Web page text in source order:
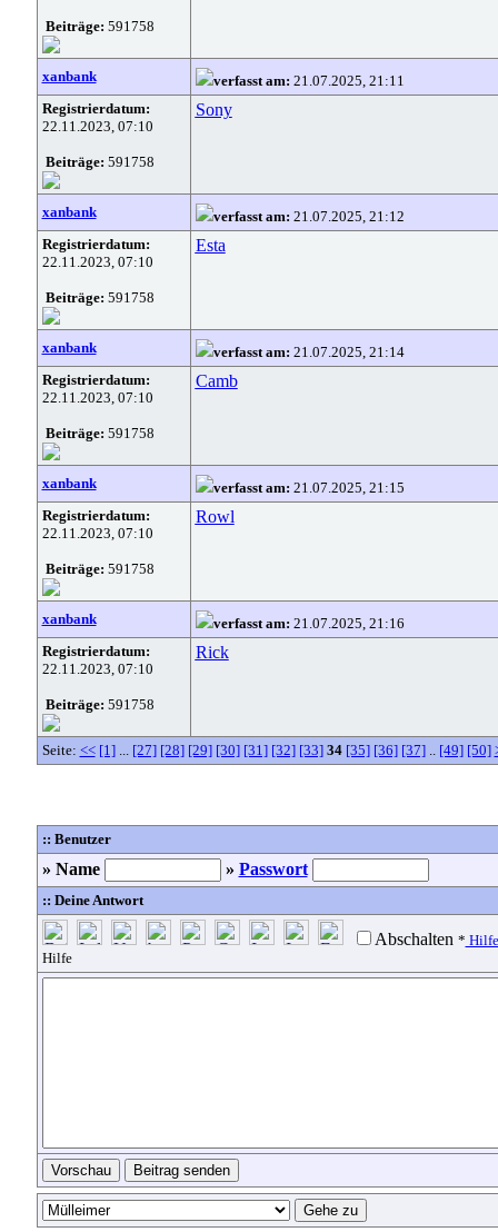
Beiträge: 591758
xanbank verfasst am: 21.07.2025, 21:11
Registrierdatum:
22.11.2023, 07:10
Beiträge: 591758
Sony
xanbank verfasst am: 21.07.2025, 21:12
Registrierdatum:
22.11.2023, 07:10
Beiträge: 591758
Esta
xanbank verfasst am: 21.07.2025, 21:14
Registrierdatum:
22.11.2023, 07:10
Beiträge: 591758
Camb
xanbank verfasst am: 21.07.2025, 21:15
Registrierdatum:
22.11.2023, 07:10
Beiträge: 591758
Rowl
xanbank verfasst am: 21.07.2025, 21:16
Registrierdatum:
22.11.2023, 07:10
Beiträge: 591758
Rick
Seite: << [1]... [27] [28] [29] [30] [31] [32] [33] 34 [35] [36] [37].. [49] [50]
:: Benutzer
» Name » Passwort
:: Deine Antwort
Abschalten * Hilfe
Hilfe